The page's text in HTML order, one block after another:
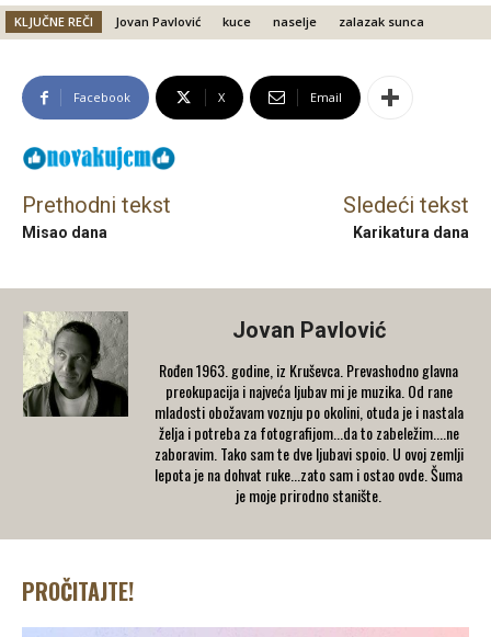
KLJUČNE REČI Jovan Pavlović kuce naselje zalazak sunca
Facebook X Email
Prethodni tekst
Misao dana
Sledeći tekst
Karikatura dana
Jovan Pavlović
Rođen 1963. godine, iz Kruševca. Prevashodno glavna
preokupacija i najveća ljubav mi je muzika. Od rane
mladosti obožavam voznju po okolini, otuda je i nastala
želja i potreba za fotografijom...da to zabeležim....ne
zaboravim. Tako sam te dve ljubavi spoio. U ovoj zemlji
lepota je na dohvat ruke...zato sam i ostao ovde. Šuma
je moje prirodno stanište.
PROČITAJTE!